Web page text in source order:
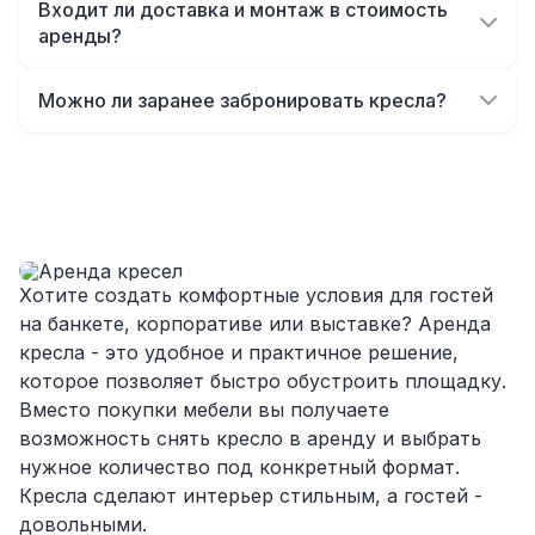
дороже, чем прокат стандартных офисных.
уточнения деталей.
Входит ли доставка и монтаж в стоимость
аренды?
Доставка, сборка и демонтаж
Можно ли заранее забронировать кресла?
Хотите создать комфортные условия для гостей
на банкете, корпоративе или выставке? Аренда
кресла - это удобное и практичное решение,
которое позволяет быстро обустроить площадку.
Вместо покупки мебели вы получаете
возможность снять кресло в аренду и выбрать
нужное количество под конкретный формат.
Кресла сделают интерьер стильным, а гостей -
довольными.